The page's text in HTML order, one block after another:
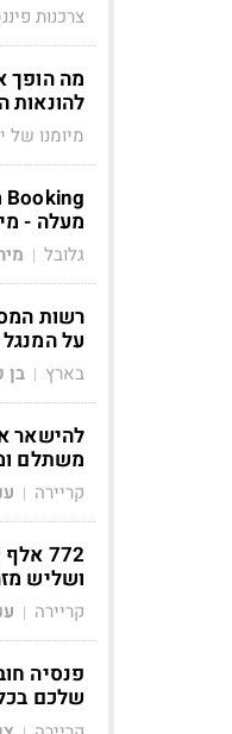
צרכנות
מה הופך
להונאות
מיומנו של
מעלה - מי
גלובל |
רשות
על המנגל -
בארץ | בן
להישאר
משתלם
קריירה |
772
ושליש
קריירה |
פנסיה
שלכם